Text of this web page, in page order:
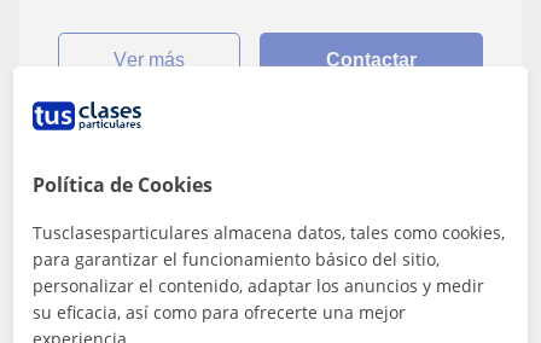
ver más Contactar
€ /h 1ª clase gratis
Iñaki
Santurtzi, Getxo, Portugalete...
Política de Cookies
Tusclasesparticulares almacena datos, tales como cookies,
para garantizar el funcionamiento básico del sitio,
personalizar el contenido, adaptar los anuncios y medir
su eficacia, así como para ofrecerte una mejor
experiencia.